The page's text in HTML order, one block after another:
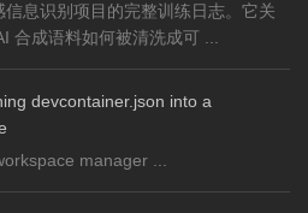
息识别项目的完整训练日志。它关
合成语料如何被清洗成可 ...
devcontainer.json into a
manager ...